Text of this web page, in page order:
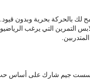
لك بالحركة بحرية وبدون قيود.
ملابس التمرين التي يرغب
تأسست جيم شارك على أساس